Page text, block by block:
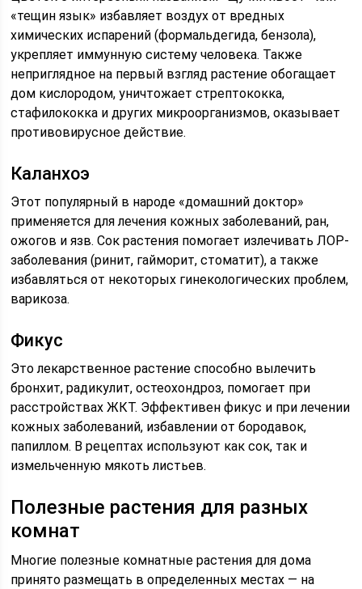
«тещин язык» избавляет воздух от вредных
химических испарений (формальдегида, бензола),
укрепляет иммунную систему человека. Также
неприглядное на первый взгляд растение обогащает
дом кислородом, уничтожает стрептококка,
стафилококка и других микроорганизмов, оказывает
противовирусное действие.
Каланхоэ
Этот популярный в народе «домашний доктор»
применяется для лечения кожных заболеваний, ран,
ожогов и язв. Сок растения помогает излечивать ЛОР-
заболевания (ринит, гайморит, стоматит), а также
избавляться от некоторых гинекологических проблем,
варикоза.
Фикус
Это лекарственное растение способно вылечить
бронхит, радикулит, остеохондроз, помогает при
расстройствах ЖКТ. Эффективен фикус и при лечении
кожных заболеваний, избавлении от бородавок,
папиллом. В рецептах используют как сок, так и
измельченную мякоть листьев.
Полезные растения для разных
комнат
Многие полезные комнатные растения для дома
принято размещать в определенных местах — на